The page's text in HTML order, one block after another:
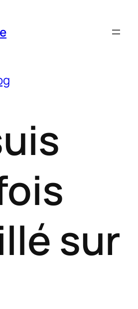
sur